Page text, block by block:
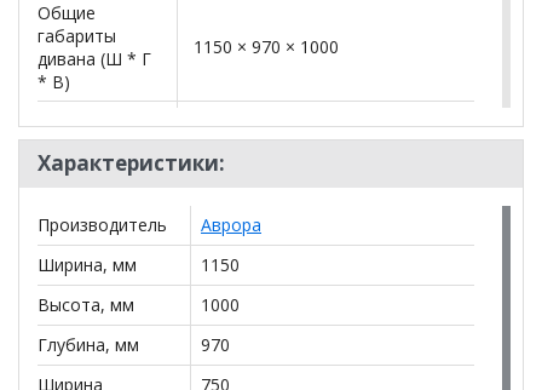
Общие
габариты
дивана (Ш * Г
* В)
1150 × 970 × 1000
Подушки
дивана
Анатомические подушки
Ножки Пластиковые
Подлокотники
Накладки из МДФ: дуб вотан,
венге​, графит софт, латте софт,
сизая ель, орех
Бельевой
ящик
ЛДСП, ДВП – декорированная
Ткань на фото RIALTO 13 (Домиарт)
Характеристики:
Производитель
Аврора
Ширина, мм
1150
Высота, мм
1000
Глубина, мм
970
Ширина
750